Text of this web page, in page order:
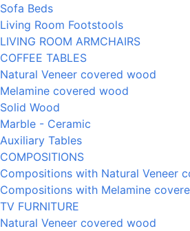
Sofa Beds
Living Room Footstools
LIVING ROOM ARMCHAIRS
COFFEE TABLES
Natural Veneer covered wood
Melamine covered wood
Solid Wood
Marble - Ceramic
Auxiliary Tables
COMPOSITIONS
Compositions with Natural Veneer
Compositions with Melamine
TV FURNITURE
Natural Veneer covered wood